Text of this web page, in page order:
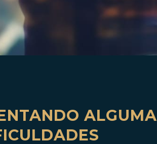
ALGUMA